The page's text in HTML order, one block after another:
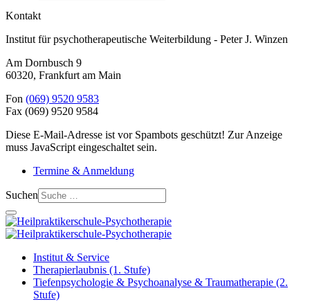
Kontakt
Institut für psychotherapeutische Weiterbildung - Peter J. Winzen
Am Dornbusch 9
60320, Frankfurt am Main
Fon (069) 9520 9583
Fax (069) 9520 9584
Diese E-Mail-Adresse ist vor Spambots geschützt! Zur Anzeige
muss JavaScript eingeschaltet sein.
Termine & Anmeldung
Suchen
Institut & Service
Therapierlaubnis (1. Stufe)
Tiefenpsychologie & Psychoanalyse & Traumatherapie (2.
Stufe)